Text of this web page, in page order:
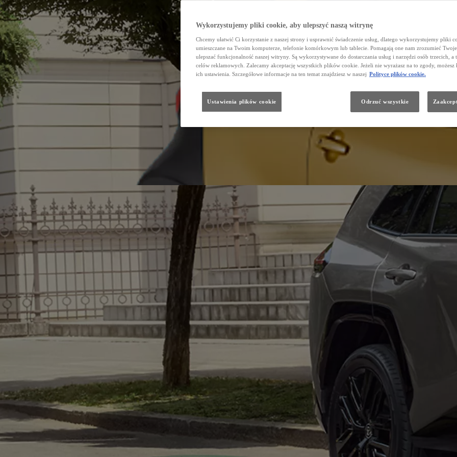
Wykorzystujemy pliki cookie, aby ulepszyć naszą witrynę
Chcemy ułatwić Ci korzystanie z naszej strony i usprawnić świadczenie usług, dlatego wykorzystujemy pliki
umieszczane na Twoim komputerze, telefonie komórkowym lub tablecie. Pomagają one nam zrozumieć
ulepszać funkcjonalność naszej witryny. Są wykorzystywane do dostarczania usług i narzędzi osób trzecich, a
celów reklamowych. Zalecamy akceptację wszystkich plików cookie. Jeżeli nie wyrażasz na to zgody, możesz
ich ustawienia. Szczegółowe informacje na ten temat znajdziesz w naszej Polityce plików cookie.
Odrzuć wszystkie
Ustawienia plików cookie